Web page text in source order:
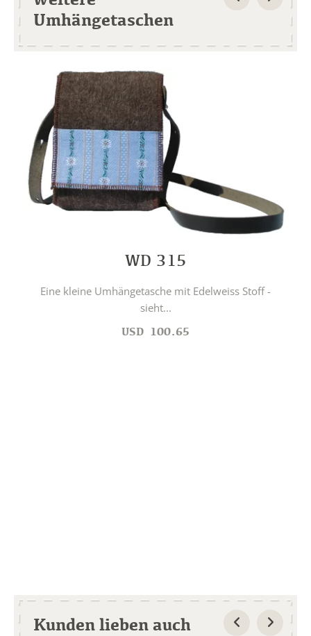
Umhängetaschen
WD 315
Eine kleine Umhängetasche mit Edelweiss Stoff -
sieht...
USD 100.65
Kunden lieben auch